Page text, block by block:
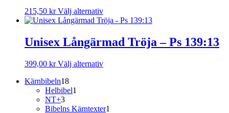
De
olika
kan
väljas
produktsidan
215,50 kr Välj alternativDen
här
flera
De
Unisex Långärmad Tröja – Ps 139:13
399,00 kr Välj alternativDen
varianter.
Kärnbibeln1818
produkter
Helbibel1
NT+33
produkter
Bibelns Kärntexter1